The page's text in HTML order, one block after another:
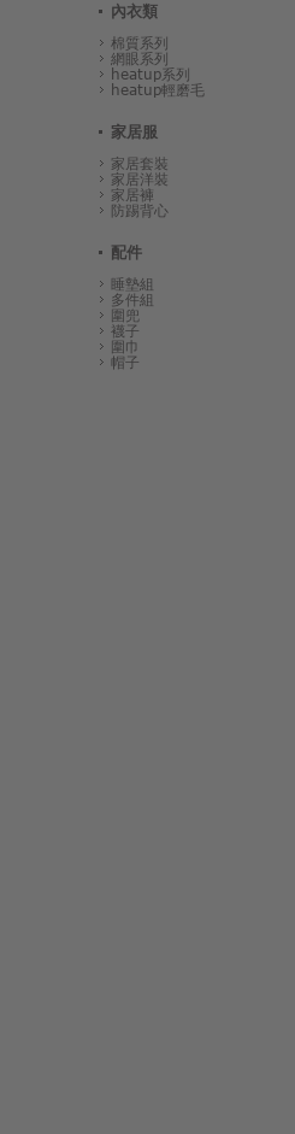
內衣類
棉質系列
網眼系列
heatup系列
heatup輕磨毛
家居服
家居套裝
家居洋裝
家居褲
防踢背心
配件
睡墊組
多件組
圍兜
襪子
圍巾
帽子